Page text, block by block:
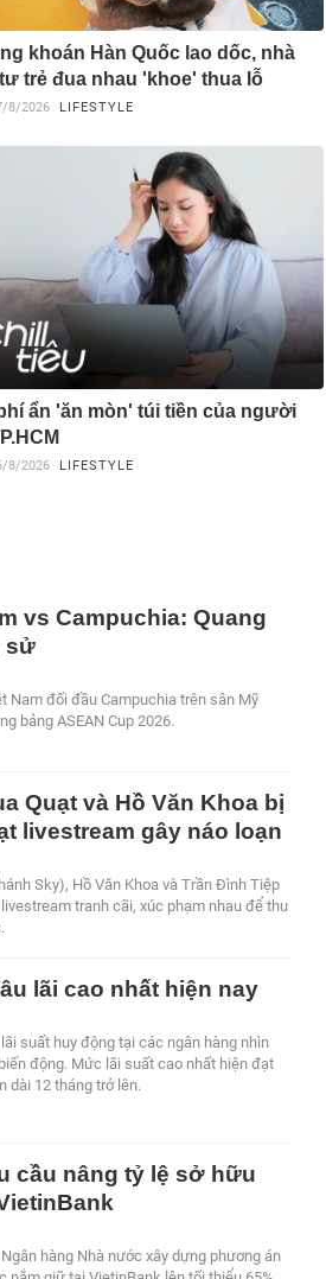
khoán Hàn Quốc lao dốc, nhà
trẻ đua nhau 'khoe' thua lỗ
8/2026 LIFESTYLE
ẩn 'ăn mòn' túi tiền của người
8/2026 LIFESTYLE
vs Campuchia: Quang
sử
Nam đối đầu Campuchia trên sân Mỹ
bảng ASEAN Cup 2026.
Quạt và Hồ Văn Khoa bị
livestream gây náo loạn
Sky), Hồ Văn Khoa và Trần Đình Tiệp
tranh cãi, xúc phạm nhau để thu
lãi cao nhất hiện nay
suất huy động tại các ngân hàng nhìn
động. Mức lãi suất cao nhất hiện đạt
dài 12 tháng trở lên.
cầu nâng tỷ lệ sở hữu
hàng Nhà nước xây dựng phương án